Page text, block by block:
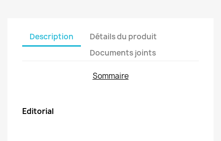
Description
Détails du produit
Documents joints
Sommaire
Editorial